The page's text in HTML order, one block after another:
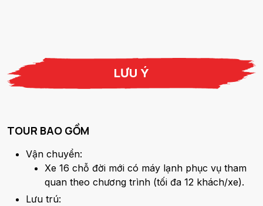
LƯU Ý
TOUR BAO GỒM
Vận chuyển:
Xe 16 chỗ đời mới có máy lạnh phục vụ tham
quan theo chương trình (tối đa 12 khách/xe).
Lưu trú: